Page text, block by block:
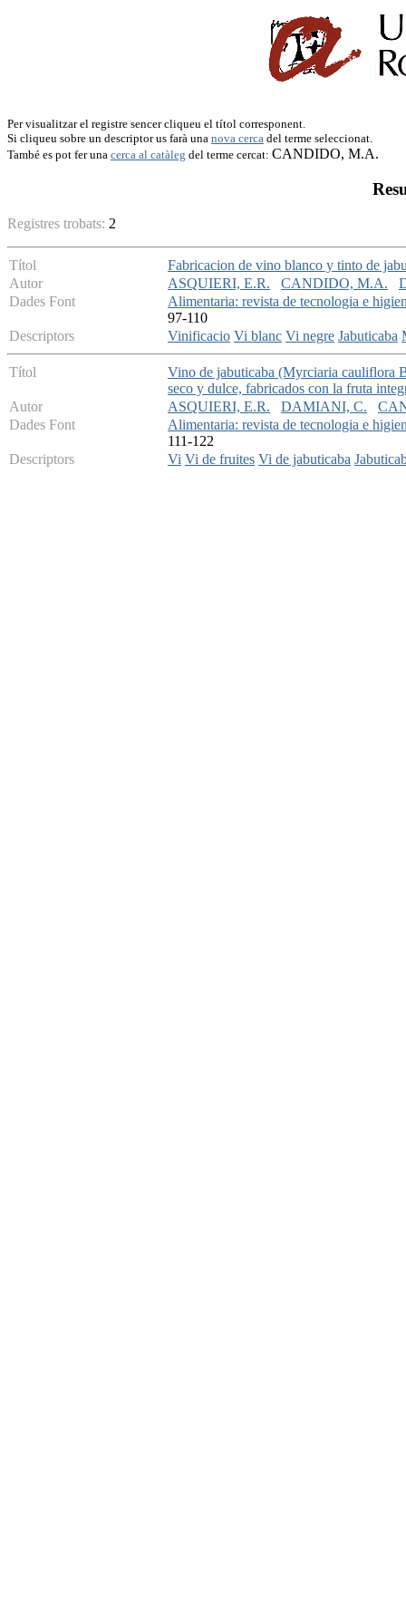
Per visualitzar el registre sencer cliqueu el títol corresponent.
Si cliqueu sobre un descriptor us farà una nova cerca del terme seleccionat.
També es pot fer una cerca al catàleg del terme cercat: CANDIDO, M.A.
Registres trobats: 2
Títol
Fabricacion de vino blanco y tinto de
Autor
ASQUIERI, E.R. CANDIDO, M.A.
Dades Font
Alimentaria: revista de tecnologia e
97-110
Descriptors
Vinificacio Vi blanc Vi negre Jabuticaba
Títol
Vino de jabuticaba (Myrciaria cauliflora
seco y dulce, fabricados con la fruta
Autor
ASQUIERI, E.R. DAMIANI, C.
Dades Font
Alimentaria: revista de tecnologia e
111-122
Descriptors
Vi Vi de fruites Vi de jabuticaba